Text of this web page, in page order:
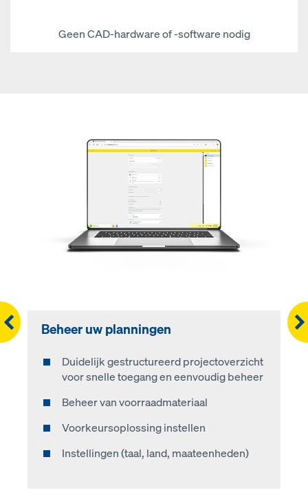
Geen CAD-hardware of -software nodig
Beheer uw planningen
Duidelijk gestructureerd projectoverzicht
voor snelle toegang en eenvoudig beheer
Beheer van voorraadmateriaal
Voorkeursoplossing instellen
Instellingen (taal, land, maateenheden)
Planning
Stap 1: kies uw bekisting
Stap 2: selecteer het voorraadmateriaal
in
Stap 4: bepaal de stortfasen
Bekistingsoplossing
Automatische berekening van de
bekistingsoplossing
3D-visualisatie (verschillende weergave-
Materiaallijst
Automatische generatie van de
materiaallijst
Lijst gesorteerd op eigen en benodigd
eigen aankoopdienst (.csv-bestand) of